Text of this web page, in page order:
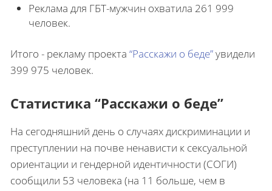
Реклама для ГБТ-мужчин охватила 261 999
человек.
Итого - рекламу проекта “Расскажи о беде”увидели
399 975 человек.
Статистика “Расскажи о беде”
На сегодняшний день о случаях дискриминации и
преступлении на почве ненависти к сексуальной
ориентации и гендерной идентичности (СОГИ)
сообщили 53 человека (на 11 больше, чем в